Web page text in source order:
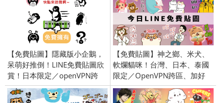
【免費貼圖】隱藏版小企鵝，
呆萌好推倒！LINE免費貼圖欣
賞！日本限定／openVPN跨
區、加好友、綁電話／
2015/9/18
【免費貼圖】神之鄉、米犬、
軟爛貓咪！台灣、日本、泰國
限定／OpenVPN跨區、加好
友、綁門號／2021/8/17